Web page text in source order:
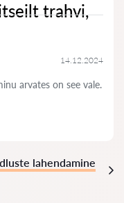
trahvi,
14.12.2024
arvates on see vale.
lahendamine